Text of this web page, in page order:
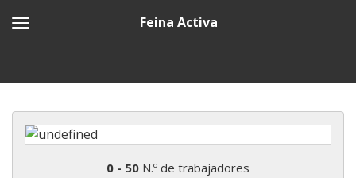
Feina Activa
0 - 50 N.º de trabajadores